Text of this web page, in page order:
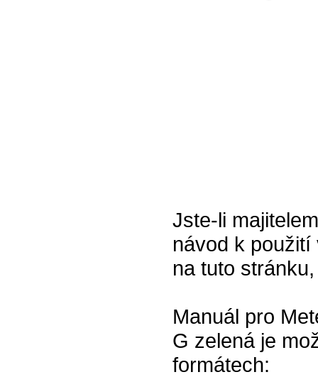
Jste-li
návod k
na tuto
Manuál pro
G zelená je
formátech: